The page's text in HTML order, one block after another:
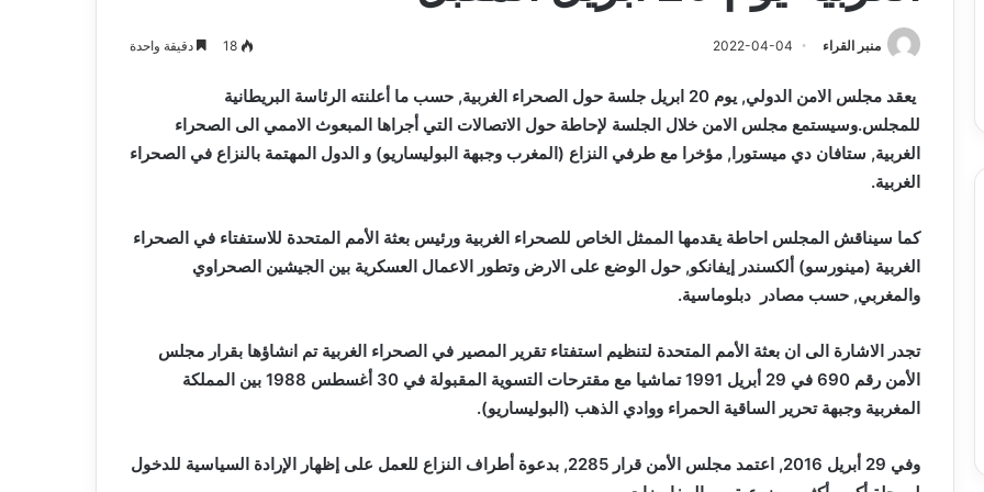
منبر القراء 2022-04-04
18 دقيقة واحدة
يعقد مجلس الامن الدولي, يوم 20 ابريل جلسة حول الصحراء الغربية, حسب ما أعلنته الرئاسة البريطانية
للمجلس.وسيستمع مجلس الامن خلال الجلسة لإحاطة حول الاتصالات التي أجراها المبعوث الاممي الى الصحراء
الغربية, ستافان دي ميستورا, مؤخرا مع طرفي النزاع (المغرب وجبهة البوليساريو) و الدول المهتمة بالنزاع في الصحراء
الغربية.
كما سيناقش المجلس احاطة يقدمها الممثل الخاص للصحراء الغربية ورئيس بعثة الأمم المتحدة للاستفتاء في الصحراء
الغربية (مينورسو) ألكسندر إيفانكو, حول الوضع على الارض وتطور الاعمال العسكرية بين الجيشين الصحراوي
والمغربي, حسب مصادر دبلوماسية.
تجدر الاشارة الى ان بعثة الأمم المتحدة لتنظيم استفتاء تقرير المصير في الصحراء الغربية تم انشاؤها بقرار مجلس
الأمن رقم 690 في 29 أبريل 1991 تماشيا مع مقترحات التسوية المقبولة في 30 أغسطس 1988 بين المملكة
المغربية وجبهة تحرير الساقية الحمراء ووادي الذهب (البوليساريو).
وفي 29 أبريل 2016, اعتمد مجلس الأمن قرار 2285, بدعوة أطراف النزاع للعمل على إظهار الإرادة السياسية للدخول
على الادماج المبكّر للمتمدرسين
وبرامج
الكبرى
تحت
خدمة
المواطن
36
عاما
بطل إفريقيا مع “الخضر” مهدي